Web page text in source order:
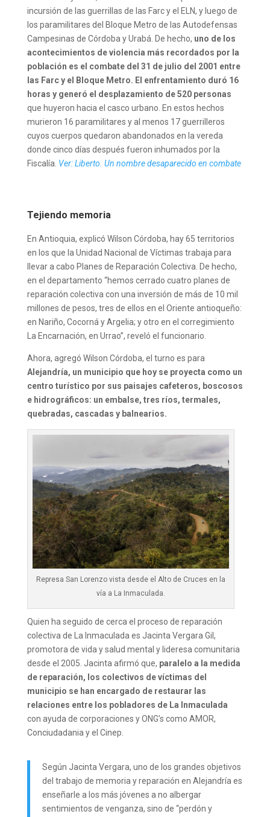
incursión de las guerrillas de las Farc y el ELN, y luego de
los paramilitares del Bloque Metro de las Autodefensas
Campesinas de Córdoba y Urabá. De hecho, uno de los
acontecimientos de violencia más recordados por la
población es el combate del 31 de julio del 2001 entre
las Farc y el Bloque Metro. El enfrentamiento duró 16
horas y generó el desplazamiento de 520 personas
que huyeron hacia el casco urbano. En estos hechos
murieron 16 paramilitares y al menos 17 guerrilleros
cuyos cuerpos quedaron abandonados en la vereda
donde cinco días después fueron inhumados por la
Fiscalía. Ver: Liberto. Un nombre desaparecido en combate
Tejiendo memoria
En Antioquia, explicó Wilson Córdoba, hay 65 territorios
en los que la Unidad Nacional de Víctimas trabaja para
llevar a cabo Planes de Reparación Colectiva. De hecho,
en el departamento “hemos cerrado cuatro planes de
reparación colectiva con una inversión de más de 10 mil
millones de pesos, tres de ellos en el Oriente antioqueño:
en Nariño, Cocorná y Argelia; y otro en el corregimiento
La Encarnación, en Urrao”, reveló el funcionario.
Ahora, agregó Wilson Córdoba, el turno es para
Alejandría, un municipio que hoy se proyecta como un
centro turístico por sus paisajes cafeteros, boscosos
e hidrográficos: un embalse, tres ríos, termales,
quebradas, cascadas y balnearios.
Represa San Lorenzo vista desde el Alto de Cruces en la
vía a La Inmaculada.
Quien ha seguido de cerca el proceso de reparación
colectiva de La Inmaculada es Jacinta Vergara Gil,
promotora de vida y salud mental y lideresa comunitaria
desde el 2005. Jacinta afirmó que, paralelo a la medida
de reparación, los colectivos de víctimas del
municipio se han encargado de restaurar las
relaciones entre los pobladores de La Inmaculada
con ayuda de corporaciones y ONG’s como AMOR,
Conciudadania y el Cinep.
Según Jacinta Vergara, uno de los grandes objetivos
del trabajo de memoria y reparación en Alejandría es
enseñarle a los más jóvenes a no albergar
sentimientos de venganza, sino de “perdón y